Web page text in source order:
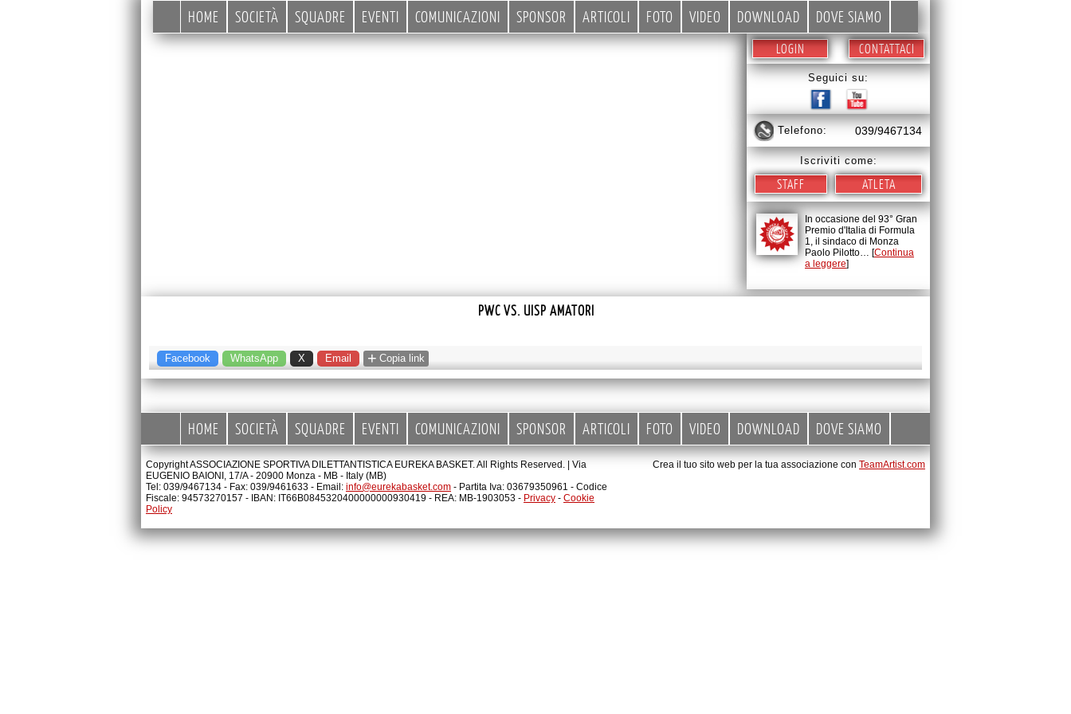
HOME SOCIETÀ SQUADRE EVENTI COMUNICAZIONI SPONSOR ARTICOLI FOTO VIDEO DOWNLOAD DOVE SIAMO
LOGIN CONTATTACI
Seguici su:
telefono: 039/9467134
Iscriviti come:
STAFF ATLETA
In occasione del 93° Gran
Premio d'Italia di Formula
1, il sindaco di Monza
Paolo Pilotto… [Continua
a leggere]
PWC VS. UISP AMATORI
Facebook WhatsApp X Email + Copia link
HOME SOCIETÀ SQUADRE EVENTI COMUNICAZIONI SPONSOR ARTICOLI FOTO VIDEO DOWNLOAD DOVE SIAMO
Copyright ASSOCIAZIONE SPORTIVA DILETTANTISTICA EUREKA BASKET. All Rights Reserved. | Via
EUGENIO BAIONI, 17/A - 20900 Monza - MB - Italy (MB)
Tel: 039/9467134 - Fax: 039/9461633 - Email: info@eurekabasket.com - Partita Iva: 03679350961 - Codice
Fiscale: 94573270157 - IBAN: IT66B0845320400000000930419 - REA: MB-1903053 - Privacy - Cookie
Policy
Crea il tuo sito web per la tua associazione con TeamArtist.com